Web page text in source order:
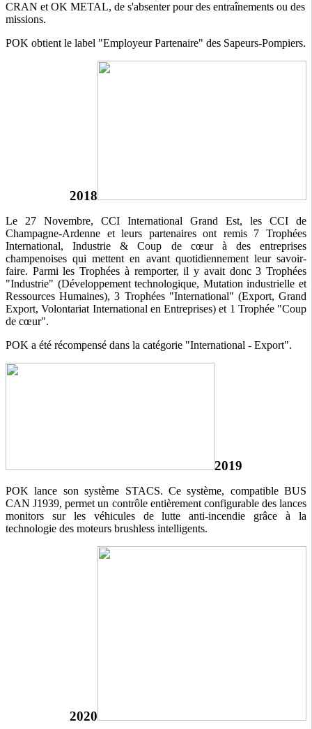
CRAN et OK METAL, de s'absenter pour des entraînements ou des
missions.
POK obtient le label "Employeur Partenaire" des Sapeurs-Pompiers.
2018
Le 27 Novembre, CCI International Grand Est, les CCI de
Champagne-Ardenne et leurs partenaires ont remis 7 Trophées
International, Industrie & Coup de cœur à des entreprises
champenoises qui mettent en avant quotidiennement leur savoir-
faire. Parmi les Trophées à remporter, il y avait donc 3 Trophées
"Industrie" (Développement technologique, Mutation industrielle et
Ressources Humaines), 3 Trophées "International" (Export, Grand
Export, Volontariat International en Entreprises) et 1 Trophée "Coup
de cœur".
POK a été récompensé dans la catégorie "International - Export".
2019
POK lance son système STACS. Ce système, compatible BUS
CAN J1939, permet un contrôle entièrement configurable des lances
monitors sur les véhicules de lutte anti-incendie grâce à la
technologie des moteurs brushless intelligents.
2020